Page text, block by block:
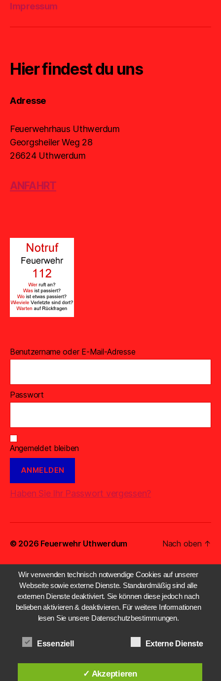
Impressum
Hier findest du uns
Adresse
Feuerwehrhaus Uthwerdum
Georgsheiler Weg 28
26624 Uthwerdum
ANFAHRT
Benutzername oder E-Mail-Adresse
Passwort
Angemeldet bleiben
Haben Sie Ihr Passwort vergessen?
© 2026 Feuerwehr Uthwerdum Nach oben ↑
Wir verwenden technisch notwendige Cookies auf unserer
Webseite sowie externe Dienste. Standardmäßig sind alle
externen Dienste deaktiviert. Sie können diese jedoch nach
belieben aktivieren & deaktivieren. Für weitere Informationen
lesen Sie unsere Datenschutzbestimmungen.
Essenziell Externe Dienste
✓ Akzeptieren